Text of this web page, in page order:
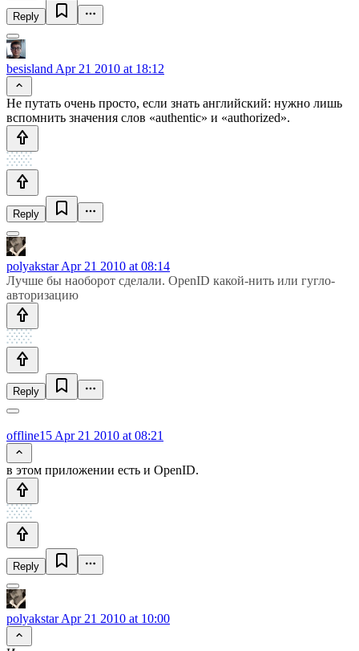
Reply
besisland Apr 21 2010 at 18:12
Не путать очень просто, если знать английский: нужно лишь
вспомнить значения слов «authentic» и «authorized».
Reply
polyakstarApr 21 2010 at 08:14
Лучше бы наоборот сделали. OpenID какой-нить или гугло-
авторизацию
Reply
offline15 Apr 21 2010 at 08:21
в этом приложении есть и OpenID.
Reply
polyakstarApr 21 2010 at 10:00